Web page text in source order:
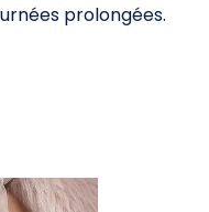
prolongées.